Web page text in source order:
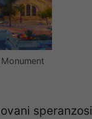
speranzosi